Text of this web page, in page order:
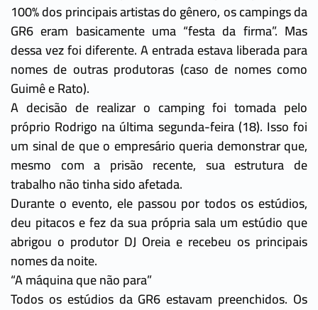
100% dos principais artistas do gênero, os campings da
GR6 eram basicamente uma “festa da firma”. Mas
dessa vez foi diferente. A entrada estava liberada para
nomes de outras produtoras (caso de nomes como
Guimê e Rato).
A decisão de realizar o camping foi tomada pelo
próprio Rodrigo na última segunda-feira (18). Isso foi
um sinal de que o empresário queria demonstrar que,
mesmo com a prisão recente, sua estrutura de
trabalho não tinha sido afetada.
Durante o evento, ele passou por todos os estúdios,
deu pitacos e fez da sua própria sala um estúdio que
abrigou o produtor DJ Oreia e recebeu os principais
nomes da noite.
“A máquina que não para”
Todos os estúdios da GR6 estavam preenchidos. Os